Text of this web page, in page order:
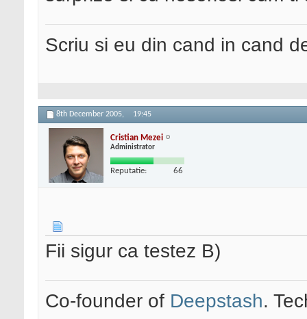
Scriu si eu din cand in cand
8th December 2005, 19:45
Cristian Mezei
Administrator
Reputatie: 66
Fii sigur ca testez B)
Co-founder of Deepstash.